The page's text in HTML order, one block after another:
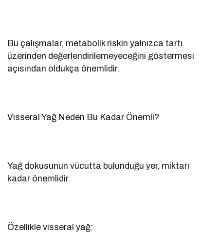
Bu çalışmalar, metabolik riskin yalnızca tartı
üzerinden değerlendirilemeyeceğini göstermesi
açısından oldukça önemlidir.
Visseral Yağ Neden Bu Kadar Önemli?
Yağ dokusunun vücutta bulunduğu yer, miktarı
kadar önemlidir.
Özellikle visseral yağ: